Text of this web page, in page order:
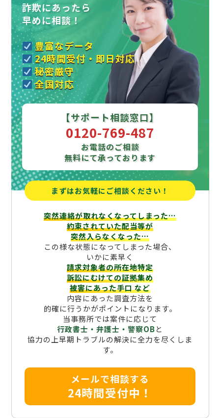
詐欺にあったら
早めに相談！
豊富なデータ
24時間受付・即日対応
秘密厳守
全国対応
【サポート相談窓口】
0120-769-487
お電話のご相談
無料にて承っております
まずはお気軽にご相談ください！
突然連絡が取れなくなってしまった…
約束されていた配当等が
突然入らなくなった…
この様な状態になってしまった場合、
いかに素早く
請求対象者の所在地特定
訴訟にむけての証拠集め
被害にあった手口など
内容にあった調査方法を
的確に行うかがポイントになります。
当事務所では案件に応じて
行政書士・弁護士・警察OBと
協力の上早期トラブルの解決に全力を尽くしま
す。
メールで相談する
24時間受付中！